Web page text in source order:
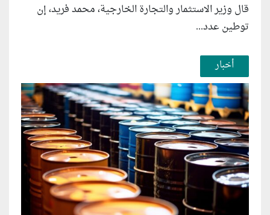
قال وزير الاستثمار والتجارة الخارجية، محمد فريد، إن
توطين عدد...
أخبار